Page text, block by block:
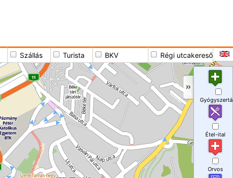
Szállás Turista BKV Régi utcakereső
Étel-ital
Orvos